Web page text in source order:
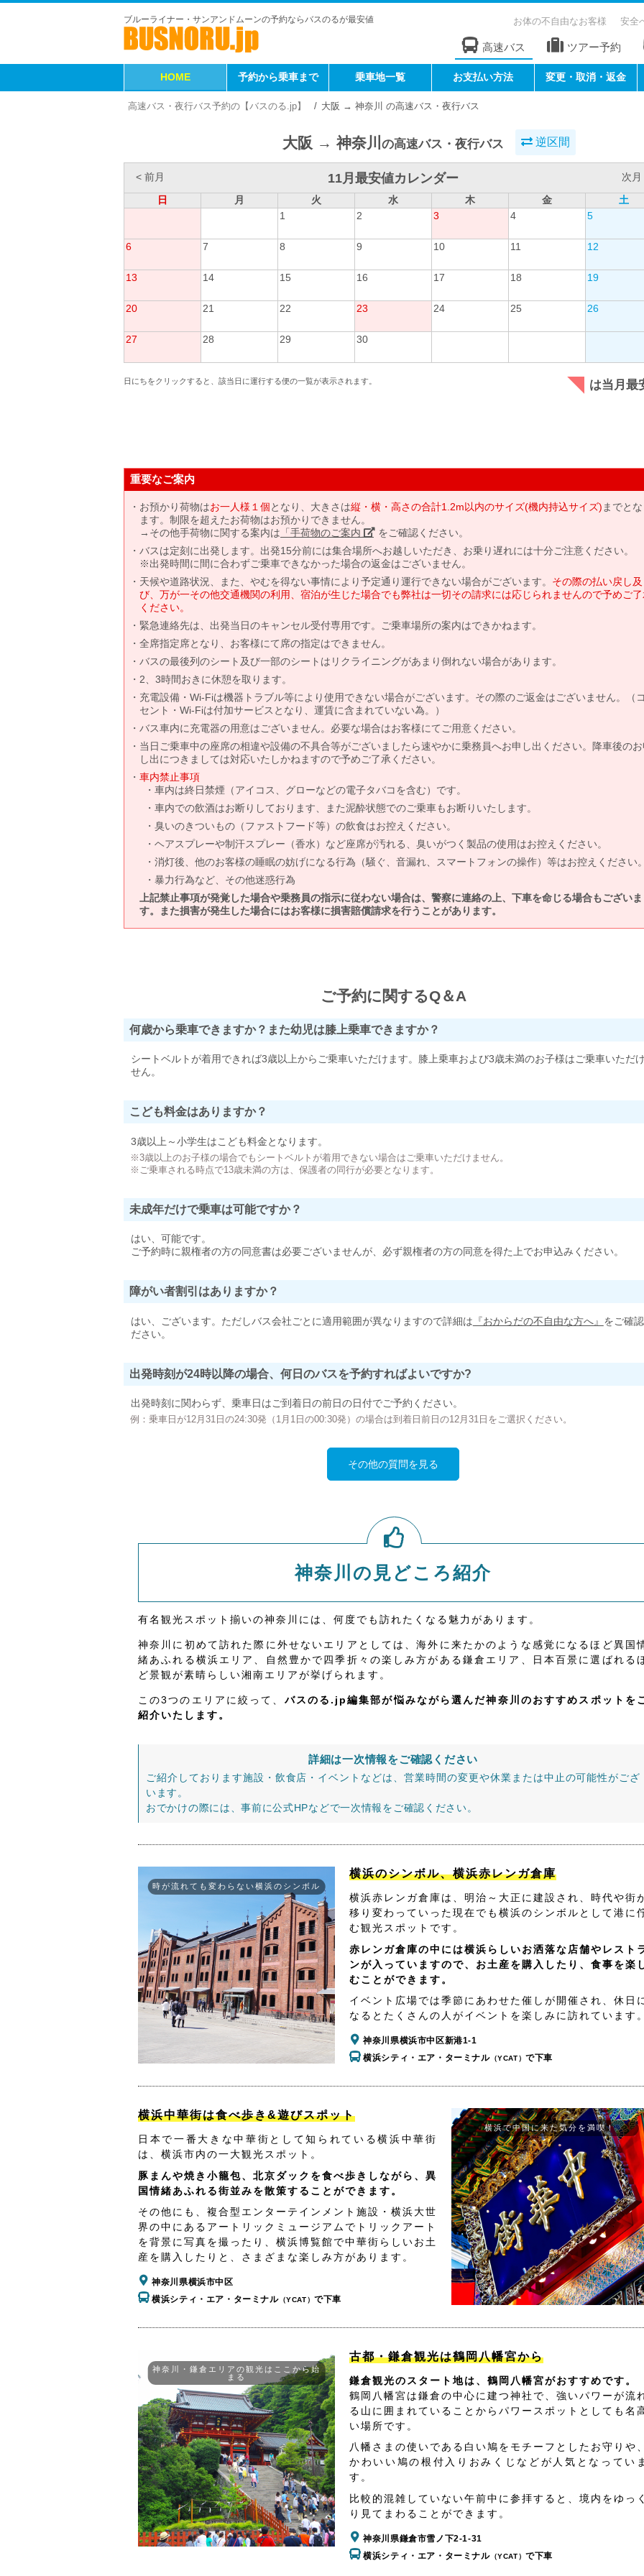
ブルーライナー・サンアンドムーンの予約ならバスのるが最安値 お体の不自由なお客様 安全
高速バス ツアー予約
HOME 予約から乗車まで 乗車地一覧 お支払い方法 変更・取消・返金
高速バス・夜行バス予約の【バスのる.jp】 大阪 → 神奈川 の高速バス・夜行バス
大阪 → 神奈川 の高速バス・夜行バス 逆区間
< 前月 11月最安値カレンダー
次月
日
月 火 水 木 金
土
1
2 3 4 5
6 7 8 9 10 11 12
13 14 15 16 17 18 19
20 21 22 23 24 25 26
27 28 29 30
日にちをクリックすると、該当日に運行する便の一覧が表示されます。 は当月最
重要なご案内
お預かり荷物はお一人様１個となり、大きさは縦・横・高さの合計1.2m以内のサイズ(機内持込サイズ) までと
ます。制限を超えたお荷物はお預かりできません。
→その他手荷物に関する案内は 「手荷物のご案内」 をご確認ください。
バスは定刻に出発します。出発15分前には集合場所へお越しいただき、お乗り遅れには十分ご注意ください。
※出発時間に間に合わずご乗車できなかった場合の返金はございません。
天候や道路状況、また、やむを得ない事情により予定通り運行できない場合がございます。 その際の払い戻し及
び、万が一その他交通機関の利用、宿泊が生じた場合でも弊社は一切その請求には応じられませんので予めご
ください。
緊急連絡先は、出発当日のキャンセル受付専用です。ご乗車場所の案内はできかねます。
全席指定席となり、お客様にて席の指定はできません。
バスの最後列のシート及び一部のシートはリクライニングがあまり倒れない場合があります。
2、3時間おきに休憩を取ります。
充電設備・Wi-Fiは機器トラブル等により使用できない場合がございます。その際のご返金はございません。（
セント・Wi-Fiは付加サービスとなり、運賃に含まれていない為。）
バス車内に充電器の用意はございません。必要な場合はお客様にてご用意ください。
当日ご乗車中の座席の相違や設備の不具合等がございましたら速やかに乗務員へお申し出ください。降車後の
し出につきましては対応いたしかねますので予めご了承ください。
車内禁止事項
車内は終日禁煙（アイコス、グローなどの電子タバコを含む）です。
車内での飲酒はお断りしております、また泥酔状態でのご乗車もお断りいたします。
臭いのきついもの（ファストフード等）の飲食はお控えください。
ヘアスプレーや制汗スプレー（香水）など座席が汚れる、臭いがつく製品の使用はお控えください。
消灯後、他のお客様の睡眠の妨げになる行為（騒ぐ、音漏れ、スマートフォンの操作）等はお控えください
暴力行為など、その他迷惑行為
上記禁止事項が発覚した場合や乗務員の指示に従わない場合は、警察に連絡の上、下車を命じる場合もございま
す。また損害が発生した場合にはお客様に損害賠償請求を行うことがあります。
ご予約に関するQ＆A
何歳から乗車できますか？また幼児は膝上乗車できますか？
シートベルトが着用できれば3歳以上からご乗車いただけます。膝上乗車および3歳未満のお子様はご乗車いただ
せん。
こども料金はありますか？
3歳以上～小学生はこども料金となります。
※3歳以上のお子様の場合でもシートベルトが着用できない場合はご乗車いただけません。
※ご乗車される時点で13歳未満の方は、保護者の同行が必要となります。
未成年だけで乗車は可能ですか？
はい、可能です。
ご予約時に親権者の方の同意書は必要ございませんが、必ず親権者の方の同意を得た上でお申込みください。
障がい者割引はありますか？
はい、ございます。ただしバス会社ごとに適用範囲が異なりますので詳細は 『おからだの不自由な方へ』 をご確
ださい。
出発時刻が24時以降の場合、何日のバスを予約すればよいですか?
出発時刻に関わらず、乗車日はご到着日の前日の日付でご予約ください。
例：乗車日が12月31日の24:30発（1月1日の00:30発）の場合は到着日前日の12月31日をご選択ください。
その他の質問を見る
神奈川の見どころ紹介
有名観光スポット揃いの神奈川には、何度でも訪れたくなる魅力があります。
神奈川に初めて訪れた際に外せないエリアとしては、海外に来たかのような感覚になるほど異国
緒あふれる横浜エリア、自然豊かで四季折々の楽しみ方がある鎌倉エリア、日本百景に選ばれる
ど景観が素晴らしい湘南エリアが挙げられます。
この3つのエリアに絞って、 バスのる.jp編集部が悩みながら選んだ神奈川のおすすめスポットを
紹介いたします。
詳細は一次情報をご確認ください
ご紹介しております施設・飲食店・イベントなどは、営業時間の変更や休業または中止の可能性がござ
います。
おでかけの際には、事前に公式HPなどで一次情報をご確認ください。
時が流れても変わらない横浜のシンボル
横浜のシンボル、横浜赤レンガ倉庫
横浜赤レンガ倉庫は、明治～大正に建設され、時代や街
移り変わっていった現在でも横浜のシンボルとして港に
む観光スポットです。
赤レンガ倉庫の中には横浜らしいお洒落な店舗やレスト
ンが入っていますので、お土産を購入したり、食事を楽
むことができます。
イベント広場では季節にあわせた催しが開催され、休日
なるとたくさんの人がイベントを楽しみに訪れています
神奈川県横浜市中区新港1-1
横浜シティ・エア・ターミナル（YCAT）で下車
横浜中華街は食べ歩き&遊びスポット
日本で一番大きな中華街として知られている横浜中華街
は、横浜市内の一大観光スポット。
豚まんや焼き小籠包、北京ダックを食べ歩きしながら、異
国情緒あふれる街並みを散策することができます。
その他にも、複合型エンターテインメント施設・横浜大世
界の中にあるアートリックミュージアムでトリックアート
を背景に写真を撮ったり、横浜博覧館で中華街らしいお土
産を購入したりと、さまざまな楽しみ方があります。
神奈川県横浜市中区
横浜シティ・エア・ターミナル（YCAT）で下車
横浜で中国に来た気分を満喫！
神奈川・鎌倉エリアの観光はここから始
まる
古都・鎌倉観光は鶴岡八幡宮から
鎌倉観光のスタート地は、鶴岡八幡宮がおすすめです。
鶴岡八幡宮は鎌倉の中心に建つ神社で、強いパワーが流
る山に囲まれていることからパワースポットとしても名
い場所です。
八幡さまの使いである白い鳩をモチーフとしたお守りや
かわいい鳩の根付入りおみくじなどが人気となってい
す。
比較的混雑していない午前中に参拝すると、境内をゆっ
り見てまわることができます。
神奈川県鎌倉市雪ノ下2-1-31
横浜シティ・エア・ターミナル（YCAT）で下車